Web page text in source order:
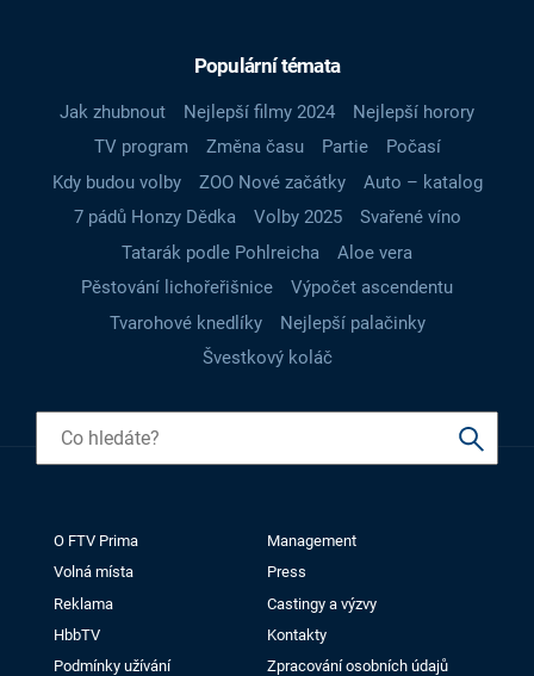
Populární témata
Jak zhubnout Nejlepší filmy 2024
Nejlepší horory
TV program
Změna času Partie
Počasí
Kdy budou volby
ZOO Nové začátky
Auto – katalog
7 pádů Honzy Dědka
Volby 2025
Svařené víno
Tatarák podle Pohlreicha
Aloe vera
Pěstování lichořeřišnice
Výpočet ascendentu
Tvarohové knedlíky
Nejlepší palačinky
Švestkový koláč
O FTV Prima
Management
Volná místa
Press
Reklama
Castingy a výzvy
HbbTV
Kontakty
Podmínky užívání
Zpracování osobních údajů